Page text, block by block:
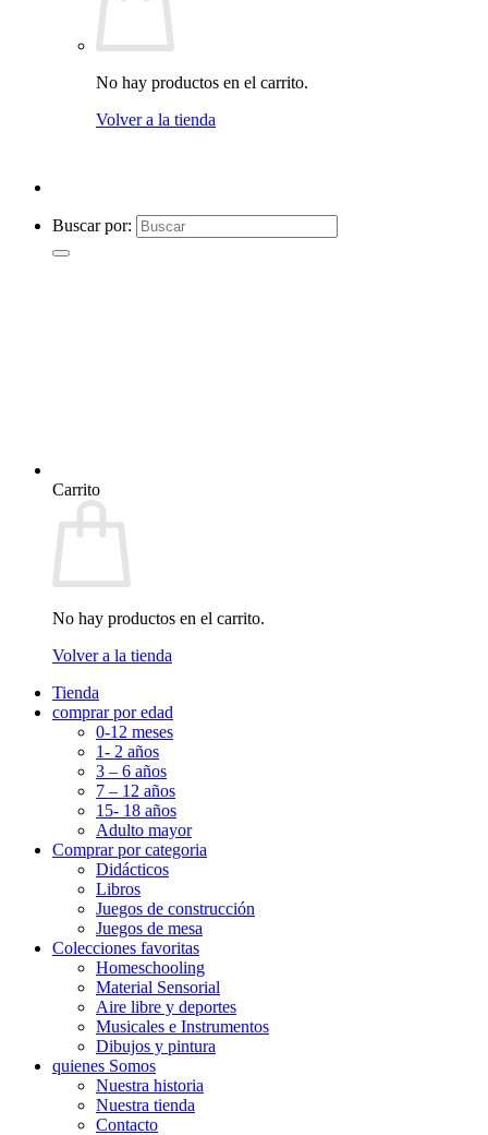
No hay productos en el carrito.
Volver a la tienda
Buscar por:
Carrito
No hay productos en el carrito.
Volver a la tienda
Tienda
comprar por edad
0-12 meses
1- 2 años
3 – 6 años
7 – 12 años
15- 18 años
Adulto mayor
Comprar por categoria
Didácticos
Libros
Juegos de construcción
Juegos de mesa
Colecciones favoritas
Homeschooling
Material Sensorial
Aire libre y deportes
Musicales e Instrumentos
Dibujos y pintura
quienes Somos
Nuestra historia
Nuestra tienda
Contacto